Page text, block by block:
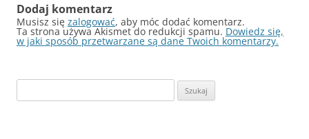
Dodaj komentarz
Musisz się zalogować, aby móc dodać komentarz.
Ta strona używa Akismet do redukcji spamu. Dowiedz się,
w jaki sposób przetwarzane są dane Twoich komentarzy.